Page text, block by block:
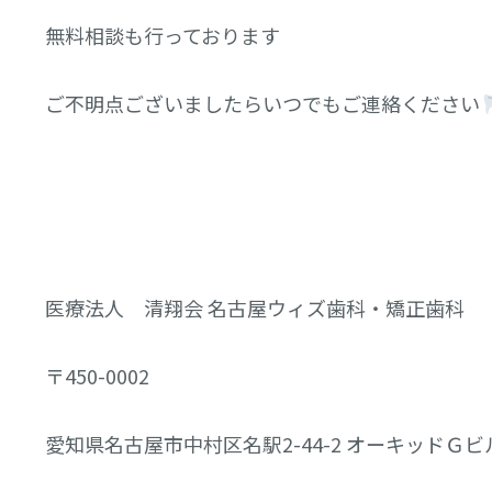
無料相談も行っております
ご不明点ございましたらいつでもご連絡ください
医療法人 清翔会 名古屋ウィズ歯科・矯正歯科
〒450-0002
愛知県名古屋市中村区名駅2-44-2 オーキッドＧビ